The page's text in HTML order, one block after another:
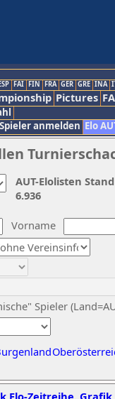
FAI FIN FRA GER GRE INA
Pictures
Spieler anmelden Elo
Vorname
Spieler
AUT-Elolisten
6.936
Elo-Zeitreihe, Grafik